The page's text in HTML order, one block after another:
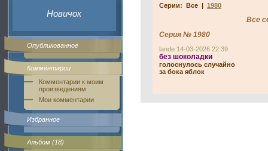
Новичок
Опубликованное
Комментарии
Комментарии к моим
произведениям
Мои комментарии
Избранное
Альбом (18)
Серии: Все | 1980
Все
Серия № 1980
lande 14-03-2026 22:39
без шоколадки
голоснулось случайно
за бока яблок